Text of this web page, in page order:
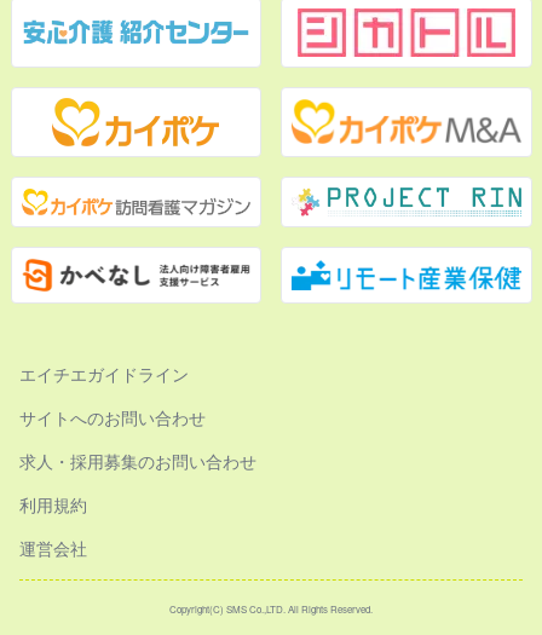
エイチエガイドライン
サイトへのお問い合わせ
求人・採用募集のお問い合わせ
利用規約
運営会社
Copyright(C) SMS Co.,LTD. All Rights Reserved.